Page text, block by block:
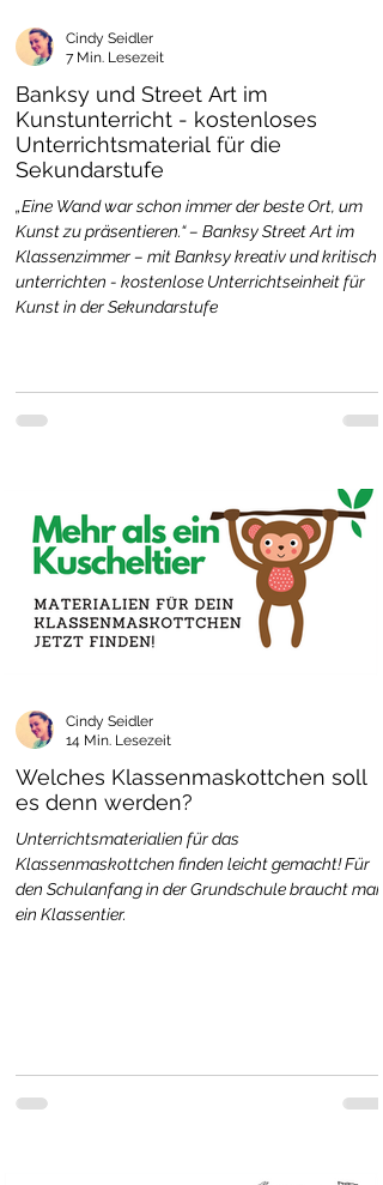
Banksy und Street Art im
Kunstunterricht - kostenloses
Unterrichtsmaterial für die
Sekundarstufe
„Eine Wand war schon immer der beste Ort, um
Kunst zu präsentieren.“ – Banksy Street Art im
Klassenzimmer – mit Banksy kreativ und kritisch
unterrichten - kostenlose Unterrichtseinheit für
Kunst in der Sekundarstufe
Cindy Seidler
7 Min. Lesezeit
Welches Klassenmaskottchen soll
es denn werden?
Unterrichtsmaterialien für das
Klassenmaskottchen finden leicht gemacht! Für
den Schulanfang in der Grundschule braucht man
ein Klassentier.
Cindy Seidler
14 Min. Lesezeit